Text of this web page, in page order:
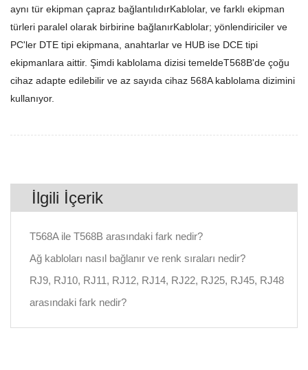
aynı tür ekipman çapraz bağlantılıdırKablolar, ve farklı ekipman
türleri paralel olarak birbirine bağlanırKablolar; yönlendiriciler ve
PC'ler DTE tipi ekipmana, anahtarlar ve HUB ise DCE tipi
ekipmanlara aittir. Şimdi kablolama dizisi temeldeT568B'de çoğu
cihaz adapte edilebilir ve az sayıda cihaz 568A kablolama dizimini
kullanıyor.
İlgili İçerik
T568A ile T568B arasındaki fark nedir?
Ağ kabloları nasıl bağlanır ve renk sıraları nedir?
RJ9, RJ10, RJ11, RJ12, RJ14, RJ22, RJ25, RJ45, RJ48
arasındaki fark nedir?